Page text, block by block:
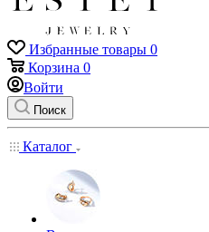
Избранные товары 0
Корзина 0
Войти
Поиск
Каталог